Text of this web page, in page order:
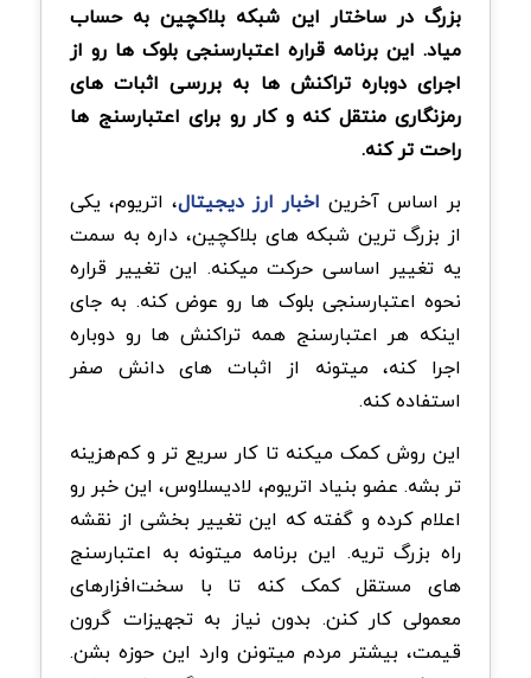
بزرگ در ساختار این شبکه بلاکچین به حساب
میاد. این برنامه قراره اعتبارسنجی بلوک ها رو از
اجرای دوباره تراکنش ها به بررسی اثبات های
رمزنگاری منتقل کنه و کار رو برای اعتبارسنج ها
راحت تر کنه.
بر اساس آخرین اخبار ارز دیجیتال، اتریوم، یکی
از بزرگ ترین شبکه های بلاکچین، داره به سمت
یه تغییر اساسی حرکت میکنه. این تغییر قراره
نحوه اعتبارسنجی بلوک ها رو عوض کنه. به جای
اینکه هر اعتبارسنج همه تراکنش ها رو دوباره
اجرا کنه، میتونه از اثبات های دانش صفر
استفاده کنه.
این روش کمک میکنه تا کار سریع تر و کم‌هزینه
تر بشه. عضو بنیاد اتریوم، لادیسلاوس، این خبر رو
اعلام کرده و گفته که این تغییر بخشی از نقشه
راه بزرگ تریه. این برنامه میتونه به اعتبارسنج
های مستقل کمک کنه تا با سخت‌افزارهای
معمولی کار کنن. بدون نیاز به تجهیزات گرون
قیمت، بیشتر مردم میتونن وارد این حوزه بشن.